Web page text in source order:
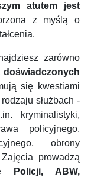
atutem jest
z myślą o
zarówno
doświadczonych
się kwestiami
służbach -
kryminalistyki,
policyjnego,
obrony
prowadzą
Policji, ABW,